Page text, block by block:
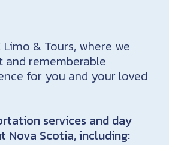
& Tours, where we
and rememberable
for you and your loved
services and day
Nova Scotia, including: